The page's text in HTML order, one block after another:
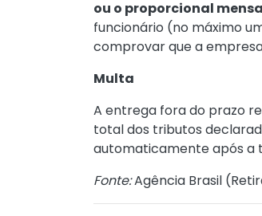
ou o proporcional
funcionário (no máximo
comprovar que a
Multa
A entrega fora do prazo
total dos tributos
automaticamente após a
Fonte:Agência Brasil (